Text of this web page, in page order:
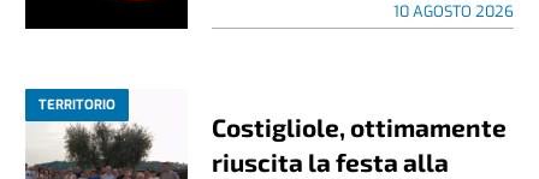
10 AGOSTO 2026
TERRITORIO
Costigliole, ottimamente
riuscita la festa alla